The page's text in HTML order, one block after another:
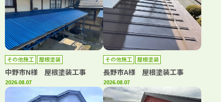
その他施工 屋根塗装
中野市N様 屋根塗装工事
2026.08.07
その他施工 屋根塗装
長野市A様 屋根塗装工事
2026.08.07